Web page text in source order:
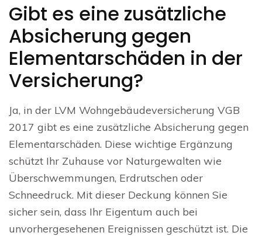
Gibt es eine zusätzliche
Absicherung gegen
Elementarschäden in der
Versicherung?
Ja, in der LVM Wohngebäudeversicherung VGB
2017 gibt es eine zusätzliche Absicherung gegen
Elementarschäden. Diese wichtige Ergänzung
schützt Ihr Zuhause vor Naturgewalten wie
Überschwemmungen, Erdrutschen oder
Schneedruck. Mit dieser Deckung können Sie
sicher sein, dass Ihr Eigentum auch bei
unvorhergesehenen Ereignissen geschützt ist. Die